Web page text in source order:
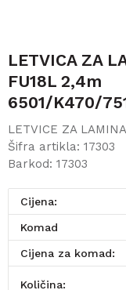
LETVICA ZA
FU18L 2,4m
6501/K470/
LETVICE ZA
Šifra artikla: 17303
Barkod: 17303
Cijena:
komad
Cijena za komad:
Količina: